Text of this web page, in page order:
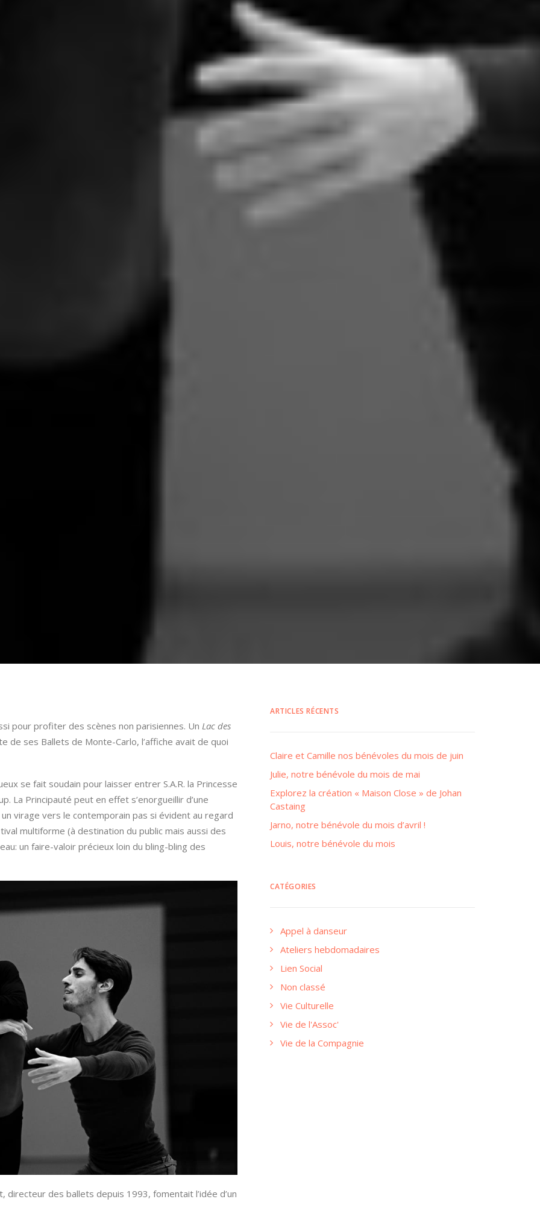
pour profiter des scènes non parisiennes. Un Lac des
de ses Ballets de Monte-Carlo, l’affiche avait de quoi
se fait soudain pour laisser entrer S.A.R. la Princesse
La Principauté peut en effet s’enorgueillir d’une
virage vers le contemporain pas si évident au regard
multiforme (à destination du public mais aussi des
un faire-valoir précieux loin du bling-bling des
directeur des ballets depuis 1993, fomentait l’idée d’un
ARTICLES RÉCENTS
Claire et Camille nos bénévoles du mois de juin
Julie, notre bénévole du mois de mai
Explorez la création « Maison Close » de Johan
Castaing
Jarno, notre bénévole du mois d’avril !
Louis, notre bénévole du mois
CATÉGORIES
Appel à danseur
Ateliers hebdomadaires
Lien Social
Non classé
Vie Culturelle
Vie de l'Assoc'
Vie de la Compagnie